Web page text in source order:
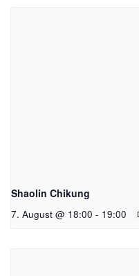
Shaolin Chikung
7. August @ 18:00 - 19:00